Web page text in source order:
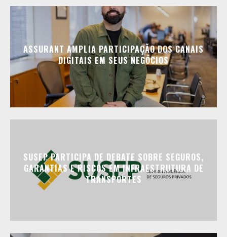
ASSURANT AMPLIA PARTICIPAÇÃO DOS CANAIS
DIGITAIS EM SEUS NEGÓCIOS
SUSEP PARTICIPA DE DEBATE SOBRE SEGUROS,
GARANTIAS E RISCOS EM INFRAESTRUTURA DE
TRANSPORTES